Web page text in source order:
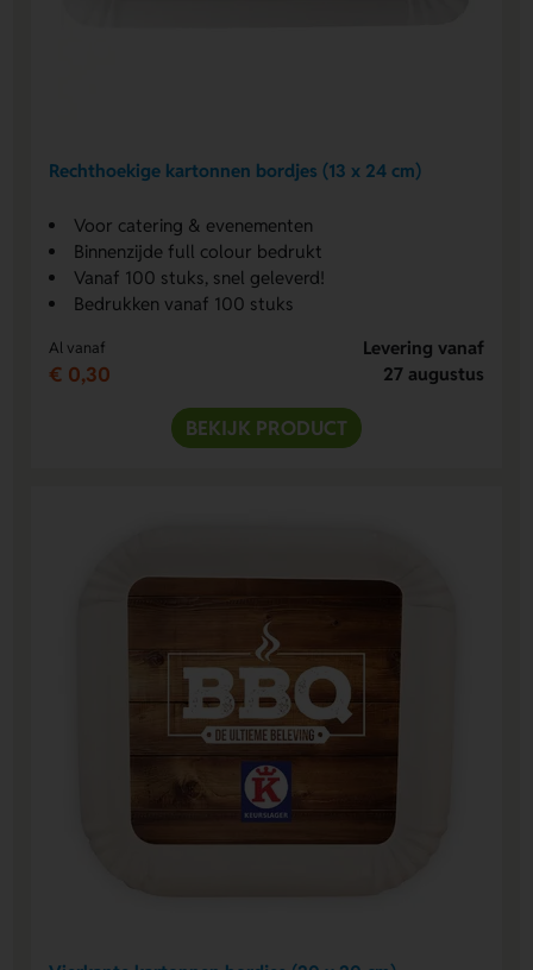
Rechthoekige kartonnen bordjes (13 x 24 cm)
Voor catering & evenementen
Binnenzijde full colour bedrukt
Vanaf 100 stuks, snel geleverd!
Bedrukken vanaf 100 stuks
Al vanaf
€ 0,30
Levering vanaf
27 augustus
BEKIJK PRODUCT